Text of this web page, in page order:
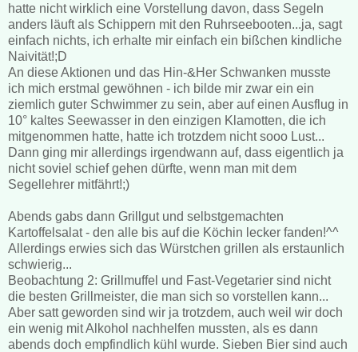
hatte nicht wirklich eine Vorstellung davon, dass Segeln
anders läuft als Schippern mit den Ruhrseebooten...ja, sagt
einfach nichts, ich erhalte mir einfach ein bißchen kindliche
Naivität!;D
An diese Aktionen und das Hin-&Her Schwanken musste
ich mich erstmal gewöhnen - ich bilde mir zwar ein ein
ziemlich guter Schwimmer zu sein, aber auf einen Ausflug in
10° kaltes Seewasser in den einzigen Klamotten, die ich
mitgenommen hatte, hatte ich trotzdem nicht sooo Lust...
Dann ging mir allerdings irgendwann auf, dass eigentlich ja
nicht soviel schief gehen dürfte, wenn man mit dem
Segellehrer mitfährt!;)
Abends gabs dann Grillgut und selbstgemachten
Kartoffelsalat - den alle bis auf die Köchin lecker fanden!^^
Allerdings erwies sich das Würstchen grillen als erstaunlich
schwierig...
Beobachtung 2: Grillmuffel und Fast-Vegetarier sind nicht
die besten Grillmeister, die man sich so vorstellen kann...
Aber satt geworden sind wir ja trotzdem, auch weil wir doch
ein wenig mit Alkohol nachhelfen mussten, als es dann
abends doch empfindlich kühl wurde. Sieben Bier sind auch